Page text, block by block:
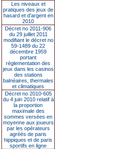
Les niveaux et
pratiques des jeux de
hasard et d’argent en
2010
Décret no 2011-906
du 29 juillet 2011
modifiant le décret no
59-1489 du 22
décembre 1959
portant
réglementation des
jeux dans les casinos
des stations
balnéaires, thermales
et climatiques
Décret no 2010-605
du 4 juin 2010 relatif à
la proportion
maximale des
sommes versées en
moyenne aux joueurs
par les opérateurs
agréés de paris
hippiques et de paris
sportifs en ligne